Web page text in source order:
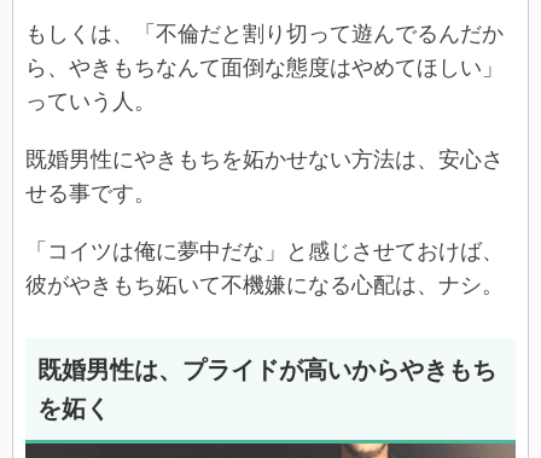
もしくは、「不倫だと割り切って遊んでるんだか
ら、やきもちなんて面倒な態度はやめてほしい」
っていう人。
既婚男性にやきもちを妬かせない方法は、安心さ
せる事です。
「コイツは俺に夢中だな」と感じさせておけば、
彼がやきもち妬いて不機嫌になる心配は、ナシ。
既婚男性は、プライドが高いからやきもち
を妬く